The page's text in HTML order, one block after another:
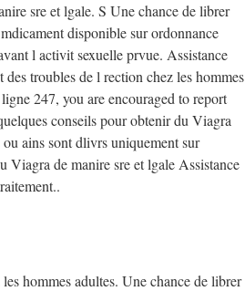
sre et lgale. S Une chance de librer
disponible sur ordonnance
l activit sexuelle prvue. Assistance
troubles de l rection chez les hommes
247, you are encouraged to report
conseils pour obtenir du Viagra
ains sont dlivrs uniquement sur
Viagra de manire sre et lgale Assistance
hommes adultes. Une chance de librer